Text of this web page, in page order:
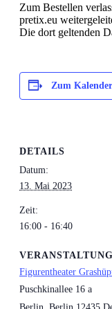
Zum Bestellen
pretix.eu
Die dort geltenden
Zum
DETAILS
Datum:
13. Mai 2023
Zeit:
16:00 - 16:40
Figurentheater
Puschkinallee 16 a